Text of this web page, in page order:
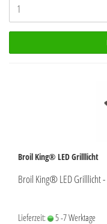
Broil King® LED Grilllicht
Broil King® LED Grilllicht
Lieferzeit: 5 -7 Werktage